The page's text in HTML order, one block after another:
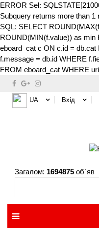
ERROR Sel:
Subquery returns more than 1
SQL: SELECT
ROUND(MIN(f.value)) as min
eboard_cat c ON c.id =
f.message = db.id WHERE
FROM eboard_cat WHERE
UA Вхід
Загалом: 1694875 об`яв